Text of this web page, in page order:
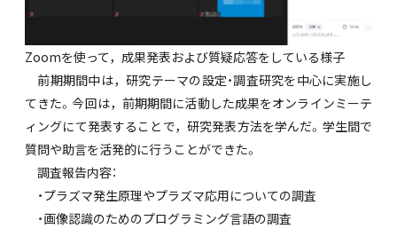
Zoomを使って，成果発表および質疑応答をしている様子
前期期間中は，研究テーマの設定・調査研究を中心に実施し
てきた。今回は，前期期間に活動した成果をオンラインミーテ
ィングにて発表することで，研究発表方法を学んだ。学生間で
質問や助言を活発的に行うことができた。
調査報告内容：
・プラズマ発生原理やプラズマ応用についての調査
・画像認識のためのプログラミング言語の調査